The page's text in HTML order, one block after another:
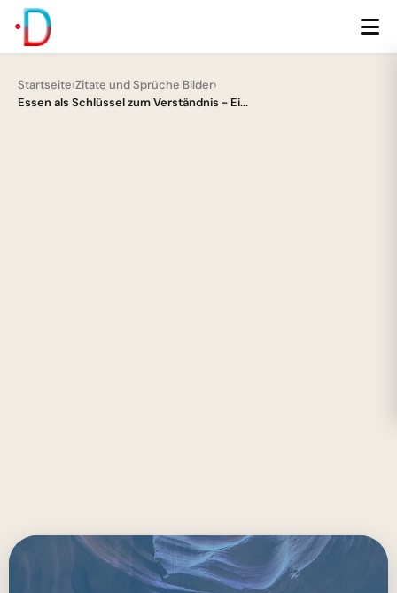
Startseite›Zitate und Sprüche Bilder›
Essen als Schlüssel zum Verständnis - Ei...